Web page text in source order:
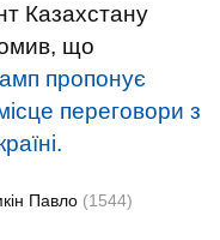
Казахстану
що
пропонує
переговори з
Павло (1544)